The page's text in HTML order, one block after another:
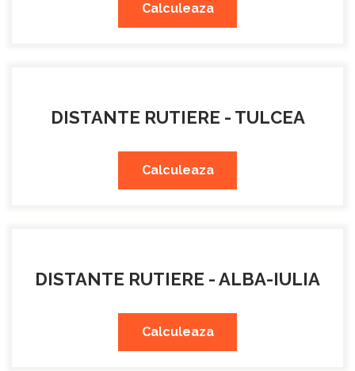
Calculeaza
DISTANTE RUTIERE - TULCEA
Calculeaza
DISTANTE RUTIERE - ALBA-IULIA
Calculeaza